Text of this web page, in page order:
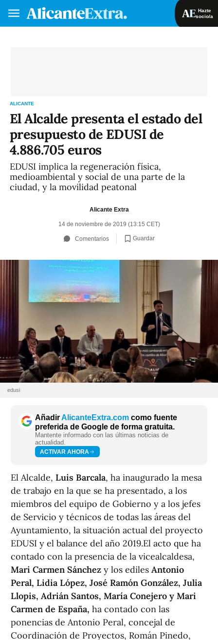
Hazte
socio/a
ALICANTE
El Alcalde presenta el estado del
presupuesto de EDUSI de
4.886.705 euros
EDUSI implica la regeneración física,
medioambiental y social de una parte de la
ciudad, y la movilidad peatonal
Alicante Extra
14 de noviembre de 2019 (13:15 CET)
Comentarios Guardar
edusi
AñadirAlicanteExtra.com como fuente
preferida de Google de forma gratuita.
Mantente informado con las últimas noticias de
actualidad.
ACTIVAR AHORA
El Alcalde, Luis Barcala, ha inaugurado la mesa
de trabajo en la que se ha presentado, a los
miembros del equipo de Gobierno y a los jefes
de Servicio y técnicos de todas las áreas del
Ayuntamiento, la situación actual del proyecto
EDUSI y el balance del año 2019.El acto que ha
contado con la presencia de la vicealcaldesa,
Mari Carmen Sánchez y los ediles Antonio
Peral, Lidia López, José Ramón González, Julia
Llopis, Adrián Santos, María Conejero y Mari
Carmen de España, ha contado con las
ponencias de Antonio Peral, concejal de
Coordinación de Proyectos, Román Pinedo,